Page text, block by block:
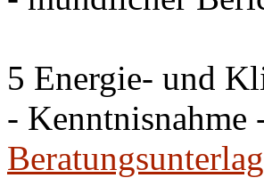
5 Energie- und
- Kenntnisnahme